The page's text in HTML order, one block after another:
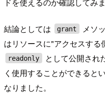
結論としては grant
メソ
はリソースに"アクセスする
readonly
として公開され
く使用することができると
なりました。